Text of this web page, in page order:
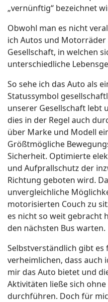
„vernünftig“ bezeichnet
Obwohl man es nicht
ich Autos und Motorräder
Gesellschaft, in welchen
unterschiedliche
So sehe ich das Auto als
Statussymbol
unserer Gesellschaft lebt
dies in der Regel auch
über Marke und Modell
Größtmögliche
Sicherheit. Optimierte
und Aufprallschutz der
Richtung geboten wird.
unvergleichliche
motorisierten Couch zu
es nicht so weit gebracht
den nächsten Bus warten.
Selbstverständlich gibt
verheimlichen, dass auch
mir das Auto bietet und
Aktivitäten ließe sich
durchführen. Doch für